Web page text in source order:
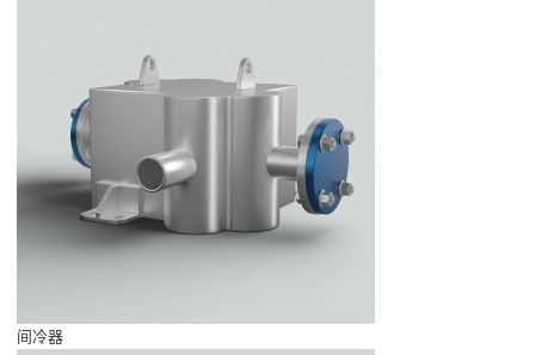
间冷器